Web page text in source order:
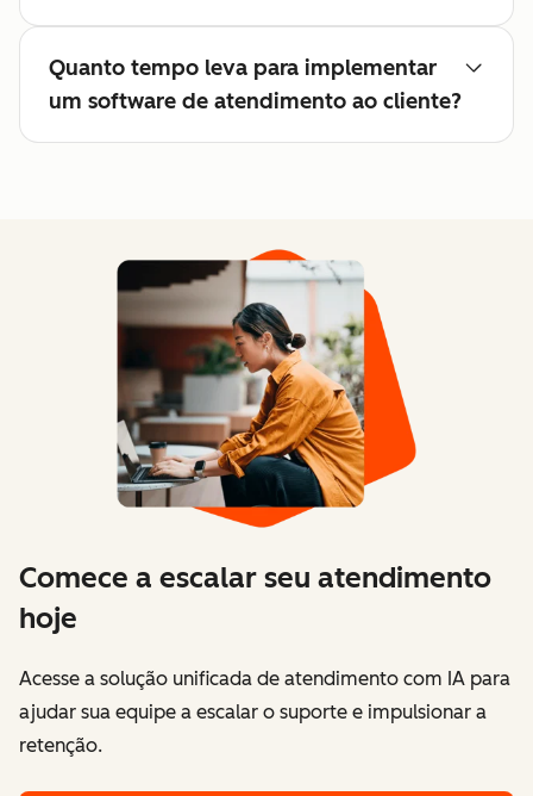
Quanto tempo leva para implementar
um software de atendimento ao cliente?
Comece a escalar seu atendimento
hoje
Acesse a solução unificada de atendimento com IA para
ajudar sua equipe a escalar o suporte e impulsionar a
retenção.